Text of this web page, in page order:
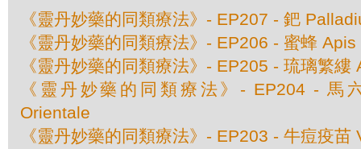
《靈丹妙藥的同類療法》- EP207 - 鈀
《靈丹妙藥的同類療法》- EP206 - 蜜蜂
《靈丹妙藥的同類療法》- EP205 - 琉璃繁
《靈丹妙藥的同類療法》- EP204 - 馬
Orientale
《靈丹妙藥的同類療法》- EP203 - 牛痘疫苗